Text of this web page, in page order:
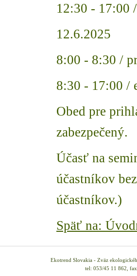
12:30 - 17:00
12.6.2025
8:00 - 8:30 /
8:30 - 17:00 /
Obed pre
zabezpečený.
Účasť na
účastníkov
účastníkov.)
Späť na:
Ekotrend Slovakia - Zväz
tel: 053/45 11 862,